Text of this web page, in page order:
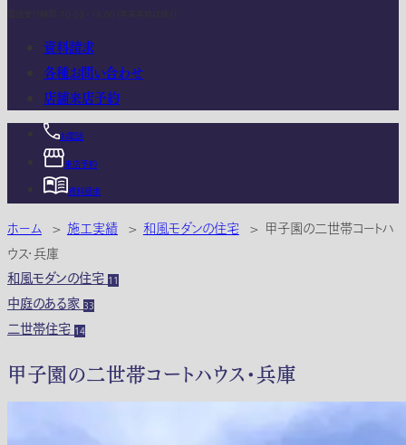
資料請求
各種お問い合わせ
店舗来店予約
お電話
来店予約
資料請求
ホーム > 施工実績 > 和風モダンの住宅 > 甲子園の二世帯コートハ
ウス・兵庫
和風モダンの住宅11
中庭のある家33
二世帯住宅14
甲子園の二世帯コートハウス・兵庫